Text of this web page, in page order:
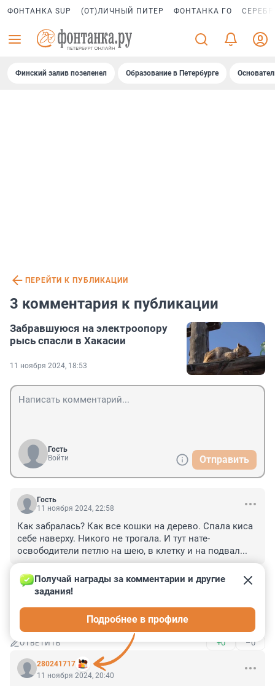
ФОНТАНКА SUP (ОТ)ЛИЧНЫЙ ПИТЕР ФОНТАНКА ГО
Финский залив позеленел Образование в Петербурге
ПЕРЕЙТИ К ПУБЛИКАЦИИ
3 комментария к публикации
Забравшуюся на электроопору
рысь спасли в Хакасии
11 ноября 2024, 18:53
Гость
Войти
Отправить
Гость
11 ноября 2024, 22:58
Как забралась? Как все кошки на дерево. Спала киса
себе наверху. Никого не трогала. И тут нате-
освободители петлю на шею, в клетку и на подвал...
ОТВЕТИТЬ –0
Гость
Интересней было бы посмотреть как она забиралась.
ОТВЕТИТЬ +0 –0
280241717
Получай награды за комментарии и другие
задания!
Подробнее в профиле
11 ноября 2024, 20:40